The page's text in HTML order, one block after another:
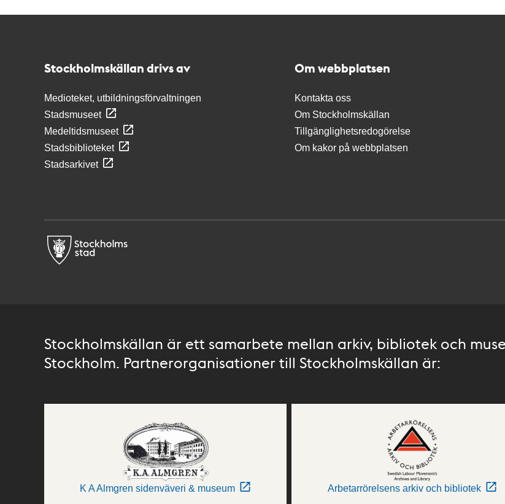
Stockholmskällan drivs av
Medioteket, utbildningsförvaltningen
Stadsmuseet
Medeltidsmuseet
Stadsbiblioteket
Stadsarkivet
Om webbplatsen
Kontakta oss
Om Stockholmskällan
Tillgänglighetsredogörelse
Om kakor på webbplatsen
Stockholmskällan är ett samarbete mellan arkiv, bibliotek och
Stockholm. Partnerorganisationer till Stockholmskällan är:
K A Almgren sidenväveri & museum Arbetarrörelsens arkiv och bibliotek